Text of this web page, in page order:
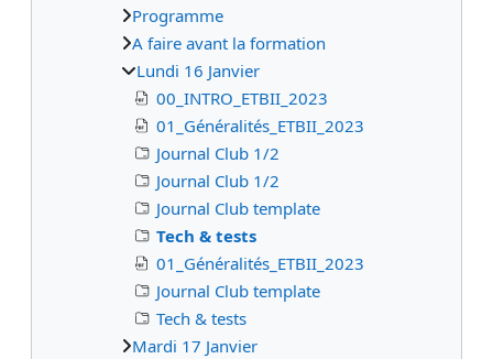
Programme
A faire avant la formation
Lundi 16 Janvier
00_INTRO_ETBII_2023
01_Généralités_ETBII_2023
Journal Club 1/2
Journal Club 1/2
Journal Club template
Tech & tests
01_Généralités_ETBII_2023
Journal Club template
Tech & tests
Mardi 17 Janvier